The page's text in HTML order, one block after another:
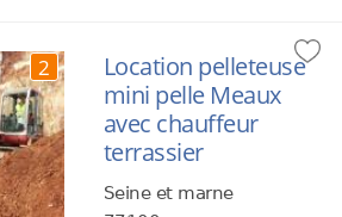
2
Location pelleteuse
mini pelle Meaux
avec chauffeur
terrassier
Seine et marne